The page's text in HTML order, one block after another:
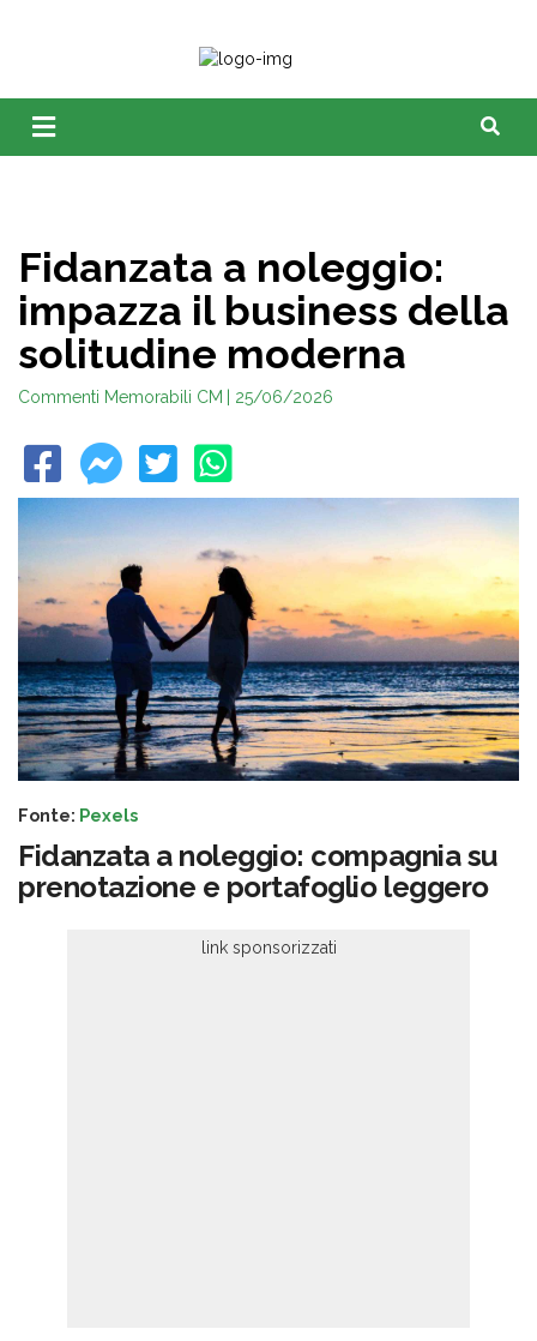
Fidanzata a noleggio:
impazza il business della
solitudine moderna
Commenti Memorabili CM | 25/06/2026
Fonte: Pexels
Fidanzata a noleggio: compagnia su
prenotazione e portafoglio leggero